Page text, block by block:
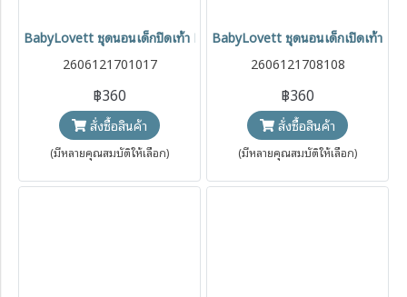
BabyLovett ชุดนอนเด็กปิดเท้า Mickey Mouse & Friends™ Two-
2606121701017
฿360
สั่งซื้อสินค้า
(มีหลายคุณสมบัติให้เลือก)
BabyLovett ชุดนอนเด็กเปิดเท้า
2606121708108
฿360
สั่งซื้อสินค้า
(มีหลายคุณสมบัติให้เลือก)